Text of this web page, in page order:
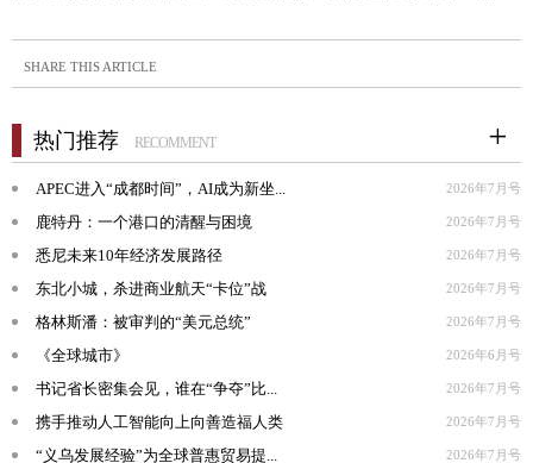
SHARE THIS ARTICLE
热门推荐 RECOMMENT
APEC进入“成都时间”，AI成为新坐... 2026年7月号
鹿特丹：一个港口的清醒与困境 2026年7月号
悉尼未来10年经济发展路径 2026年7月号
东北小城，杀进商业航天“卡位”战 2026年7月号
格林斯潘：被审判的“美元总统” 2026年7月号
《全球城市》 2026年6月号
书记省长密集会见，谁在“争夺”比... 2026年7月号
携手推动人工智能向上向善造福人类 2026年7月号
“义乌发展经验”为全球普惠贸易提... 2026年7月号